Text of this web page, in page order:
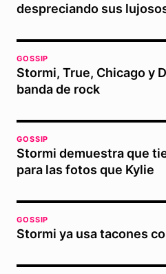
despreciando sus
GOSSIP
Stormi, True, Chicago y
banda de rock
GOSSIP
Stormi demuestra que
para las fotos que Kylie
GOSSIP
Stormi ya usa tacones